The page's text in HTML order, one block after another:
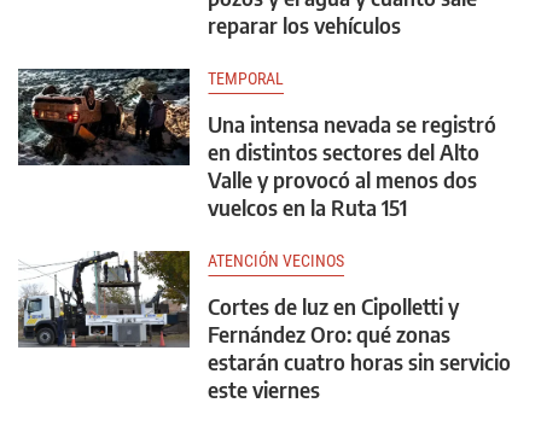
reparar los vehículos
TEMPORAL
Una intensa nevada se registró
en distintos sectores del Alto
Valle y provocó al menos dos
vuelcos en la Ruta 151
ATENCIÓN VECINOS
Cortes de luz en Cipolletti y
Fernández Oro: qué zonas
estarán cuatro horas sin servicio
este viernes